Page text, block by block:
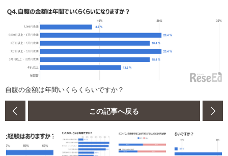
自腹の金額は年間いくらくらいですか？
この記事へ戻る